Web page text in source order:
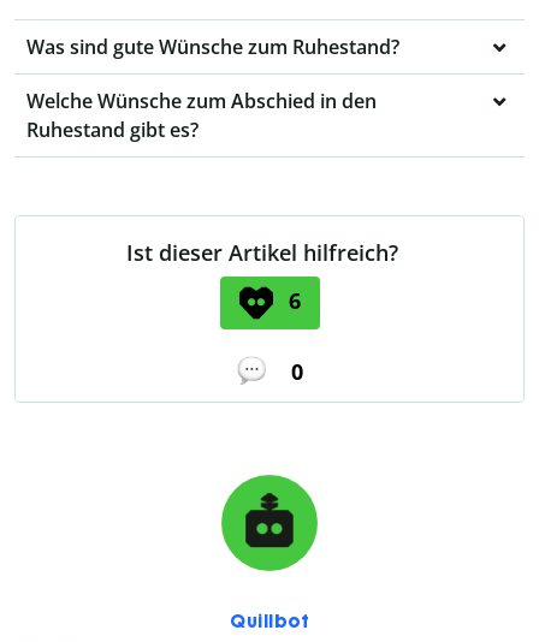
Was sind gute Wünsche zum Ruhestand?
Welche Wünsche zum Abschied in den
Ruhestand gibt es?
Ist dieser Artikel hilfreich?
6
0
Quillbot